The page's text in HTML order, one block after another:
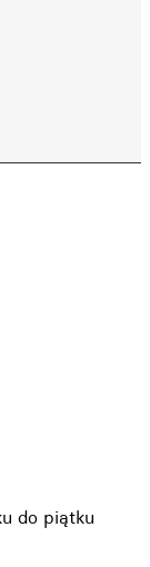
do piątku